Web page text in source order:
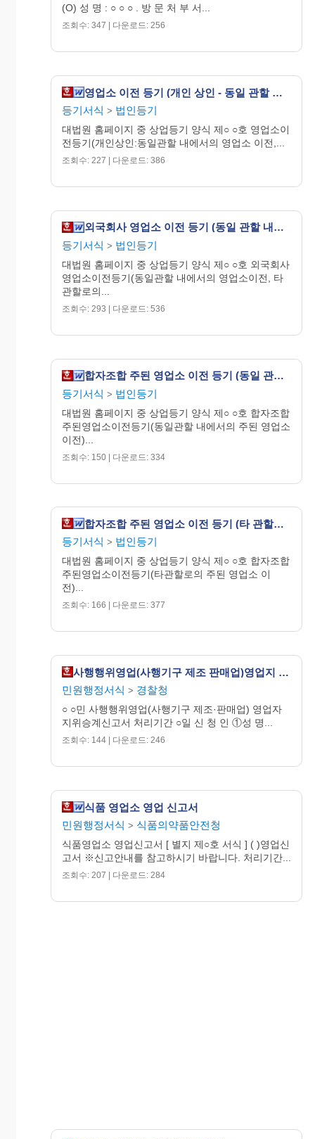
(O) 성 명 : ○ ○ ○ . 방 문 처 부 서...
조회수: 347 | 다운로드: 256
영업소 이전 등기 (개인 상인 - 동일 관할 내에서의 영업소 이전 등)
등기서식 > 법인등기
대법원 홈페이지 중 상업등기 양식 제○ ○호 영업소이
전등기(개인상인:동일관할 내에서의 영업소 이전,...
조회수: 227 | 다운로드: 386
외국회사 영업소 이전 등기 (동일 관할 내에서의 영업소 이전 등)
등기서식 > 법인등기
대법원 홈페이지 중 상업등기 양식 제○ ○호 외국회사
영업소이전등기(동일관할 내에서의 영업소이전, 타
관할로의...
조회수: 293 | 다운로드: 536
합자조합 주된 영업소 이전 등기 (동일 관할 내에서의 주된 영업소 이전)
등기서식 > 법인등기
대법원 홈페이지 중 상업등기 양식 제○ ○호 합자조합
주된영업소이전등기(동일관할 내에서의 주된 영업소
이전)...
조회수: 150 | 다운로드: 334
합자조합 주된 영업소 이전 등기 (타 관할로의 주된 영업소 이전)
등기서식 > 법인등기
대법원 홈페이지 중 상업등기 양식 제○ ○호 합자조합
주된영업소이전등기(타관할로의 주된 영업소 이
전)...
조회수: 166 | 다운로드: 377
사행행위영업(사행기구 제조 판매업)영업지 지위승계 신고서
민원행정서식 > 경찰청
○ ○민 사행행위영업(사행기구 제조·판매업) 영업자
지위승계신고서 처리기간 ○일 신 청 인 ①성 명...
조회수: 144 | 다운로드: 246
식품 영업소 영업 신고서
민원행정서식 > 식품의약품안전청
식품영업소 영업신고서 [ 별지 제○호 서식 ] ( )영업신
고서 ※신고안내를 참고하시기 바랍니다. 처리기간...
조회수: 207 | 다운로드: 284